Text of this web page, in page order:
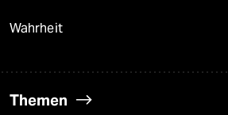
Wahrheit
Themen